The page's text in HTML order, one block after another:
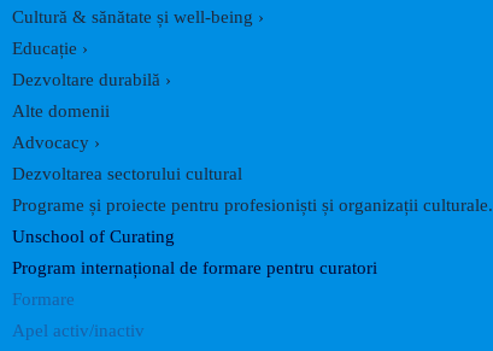
Cultură & sănătate și well-being ›
Educație ›
Dezvoltare durabilă ›
Alte domenii
Advocacy ›
Dezvoltarea sectorului cultural
Programe și proiecte pentru profesioniști și organizații culturale.
Unschool of Curating
Program internațional de formare pentru curatori
Formare
Apel activ/inactiv